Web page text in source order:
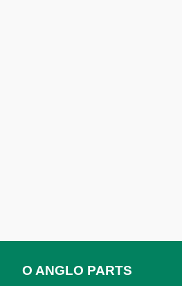
O ANGLO PARTS